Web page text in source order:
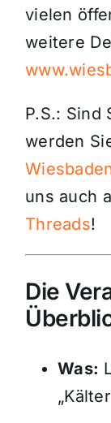
vielen
weitere
P.S.: Sind
werden
uns auch
Threads!
Die
Was: